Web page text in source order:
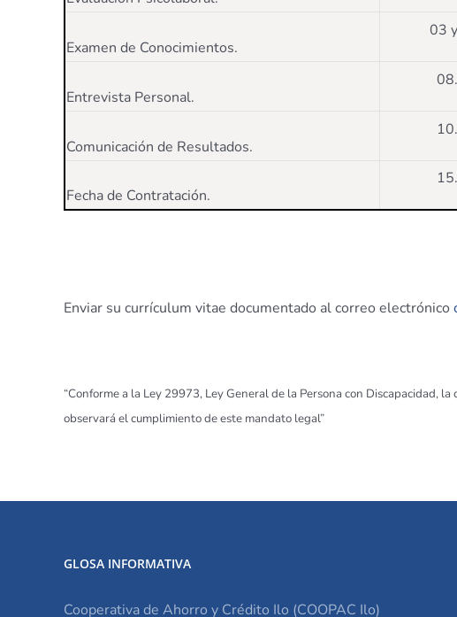
Examen de Conocimientos.
03
Entrevista Personal.
Comunicación de Resultados.
Fecha de Contratación.
Enviar su currículum vitae documentado al correo electrónico
“Conforme a la Ley 29973, Ley General de la Persona con Discapacidad,
observará el cumplimiento de este mandato legal”
GLOSA INFORMATIVA
Cooperativa de Ahorro y Crédito Ilo (COOPAC Ilo)